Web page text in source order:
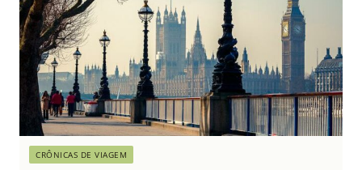
CRÔNICAS DE VIAGEM